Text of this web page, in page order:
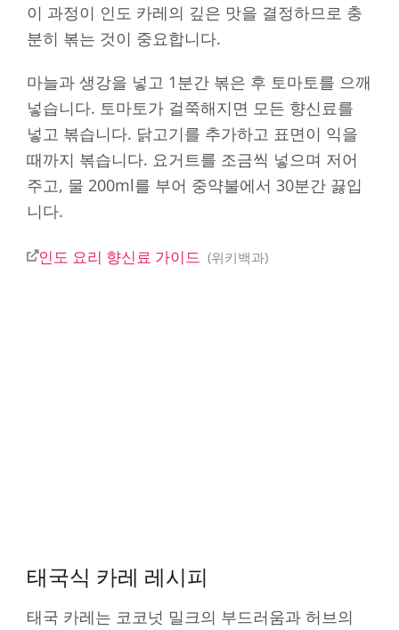
이 과정이 인도 카레의 깊은 맛을 결정하므로 충
분히 볶는 것이 중요합니다.
마늘과 생강을 넣고 1분간 볶은 후 토마토를 으깨
넣습니다. 토마토가 걸쭉해지면 모든 향신료를
넣고 볶습니다. 닭고기를 추가하고 표면이 익을
때까지 볶습니다. 요거트를 조금씩 넣으며 저어
주고, 물 200ml를 부어 중약불에서 30분간 끓입
니다.
인도 요리 향신료 가이드 위키백과
태국식 카레 레시피
태국 카레는 코코넛 밀크의 부드러움과 허브의